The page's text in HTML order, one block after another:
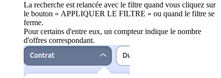
La recherche est relancée avec le filtre quand vous cliquez sur
le bouton « APPLIQUER LE FILTRE » ou quand le filtre se
ferme.
Pour certains d'entre eux, un compteur indique le nombre
d'offres correspondant.